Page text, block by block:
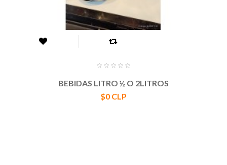
BEBIDAS LITRO ½ O 2LITROS
Precio
$0 CLP